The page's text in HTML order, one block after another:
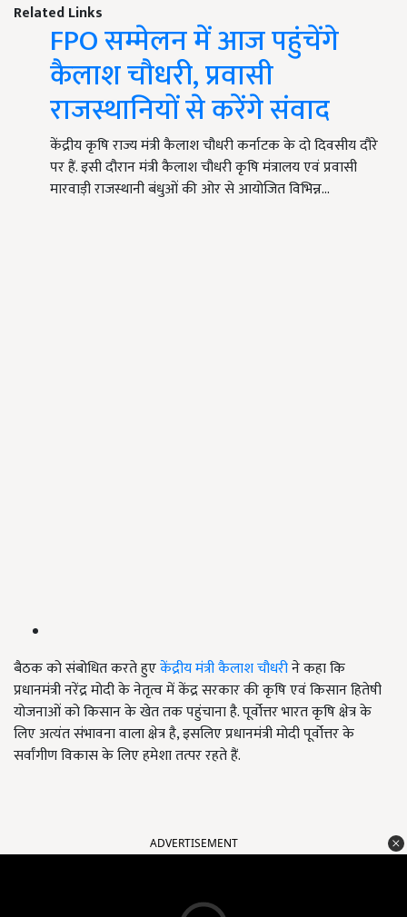
Related Links
FPO सम्मेलन में आज पहुंचेंगे
कैलाश चौधरी, प्रवासी
राजस्थानियों से करेंगे संवाद
केंद्रीय कृषि राज्य मंत्री कैलाश चौधरी कर्नाटक के दो दिवसीय दौरे
पर हैं. इसी दौरान मंत्री कैलाश चौधरी कृषि मंत्रालय एवं प्रवासी
मारवाड़ी राजस्थानी बंधुओं की ओर से आयोजित विभिन्न…
बैठक को संबोधित करते हुएकेंद्रीय मंत्री कैलाश चौधरीने कहा कि
प्रधानमंत्री नरेंद्र मोदी के नेतृत्व में केंद्र सरकार की कृषि एवं किसान हितेषी
योजनाओं को किसान के खेत तक पहुंचाना है. पूर्वोत्तर भारत कृषि क्षेत्र के
लिए अत्यंत संभावना वाला क्षेत्र है, इसलिए प्रधानमंत्री मोदी पूर्वोत्तर के
सर्वांगीण विकास के लिए हमेशा तत्पर रहते हैं.